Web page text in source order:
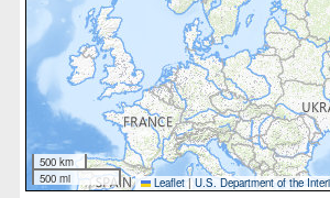
500 km
500 mi
Leaflet | U.S. Department of the